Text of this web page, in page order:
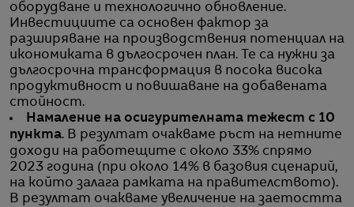
оборудване и технологично обновление.
Инвестициите са основен фактор за
разширяване на производствения потенциал на
икономиката в дългосрочен план. Те са нужни за
дългосрочна трансформация в посока висока
продуктивност и повишаване на добавената
стойност.
Намаление на осигурителната тежест с 10
пункта. В резултат очакваме ръст на нетните
доходи на работещите с около 33% спрямо
2023 година (при около 14% в базовия сценарий,
на който залага рамката на правителството).
В резултат очакваме увеличение на заетостта